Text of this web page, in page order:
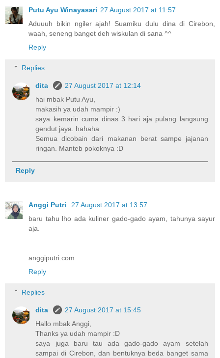
Putu Ayu Winayasari 27 August 2017 at 11:57
Aduuuh bikin ngiler ajah! Suamiku dulu dina di Cirebon,
waah, seneng banget deh wiskulan di sana ^^
Reply
Replies
dita
27 August 2017 at 12:14
hai mbak Putu Ayu,
makasih ya udah mampir :)
saya kemarin cuma dinas 3 hari aja pulang langsung
gendut jaya. hahaha
Semua dicobain dari makanan berat sampe jajanan
ringan. Manteb pokoknya :D
Reply
Anggi Putri
27 August 2017 at 13:57
baru tahu lho ada kuliner gado-gado ayam, tahunya sayur
aja.
anggiputri.com
Reply
Replies
dita
27 August 2017 at 15:45
Hallo mbak Anggi,
Thanks ya udah mampir :D
saya juga baru tau ada gado-gado ayam setelah
sampai di Cirebon, dan bentuknya beda banget sama